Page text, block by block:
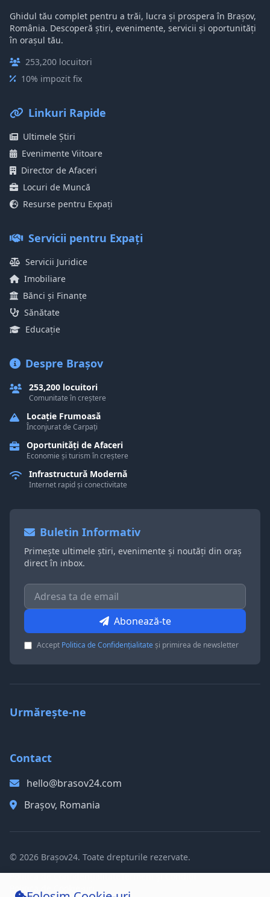
Ghidul tău complet pentru a trăi, lucra și prospera în Brașov,
România. Descoperă știri, evenimente, servicii și oportunități
în orașul tău.
253,200 locuitori
10% impozit fix
Linkuri Rapide
Ultimele Știri
Evenimente Viitoare
Director de Afaceri
Locuri de Muncă
Resurse pentru Expați
Servicii pentru Expați
Servicii Juridice
Imobiliare
Bănci și Finanțe
Sănătate
Educație
Despre Brașov
253,200 locuitori
Comunitate în creștere
Locație Frumoasă
Înconjurat de Carpați
Oportunități de Afaceri
Economie și turism în creștere
Infrastructură Modernă
Internet rapid și conectivitate
Buletin Informativ
Primește ultimele știri, evenimente și noutăți din oraș
direct în inbox.
Abonează-te
Accept Politica de Confidențialitateși primirea de newsletter
Urmărește-ne
Contact
hello@brasov24.com
Brașov, Romania
© 2026 Brașov24. Toate drepturile rezervate.
Politica de ConfidențialitateTermeni și Condiții
Politica de Cookie-uri